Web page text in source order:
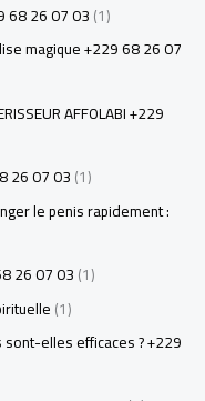
68 26 07 03(1)
magique +229 68 26 07
AFFOLABI +229
26 07 03(1)
le penis rapidement :
26 07 03(1)
(1)
elles efficaces ? +229